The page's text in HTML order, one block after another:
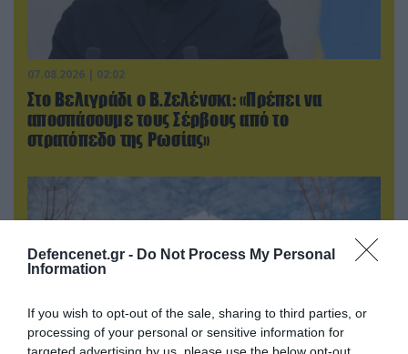
Defencenet.gr - Do Not Process My Personal
Information
If you wish to opt-out of the sale, sharing to third parties, or
processing of your personal or sensitive information for
targeted advertising by us, please use the below opt-out
07.08.2026 | 02:02
Στο Βελιγράδι ο Β.Ζελένσκι: «Πρέπει να
αποσπάσουμε τους Σέρβους από το
στρατόπεδο της Ρωσίας»